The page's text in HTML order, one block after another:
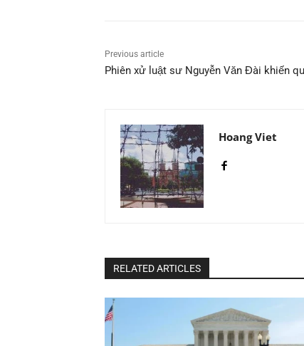
Previous article
Phiên xử luật sư Nguyễn Văn Đài khiến
Hoang Viet
RELATED ARTICLES